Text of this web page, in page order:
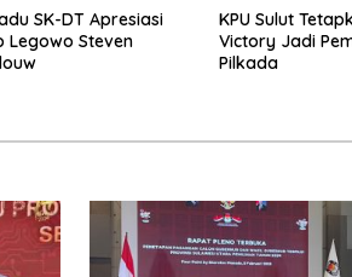
SK-DT Apresiasi
Legowo Steven
KPU Sulut
Victory Jadi
Pilkada